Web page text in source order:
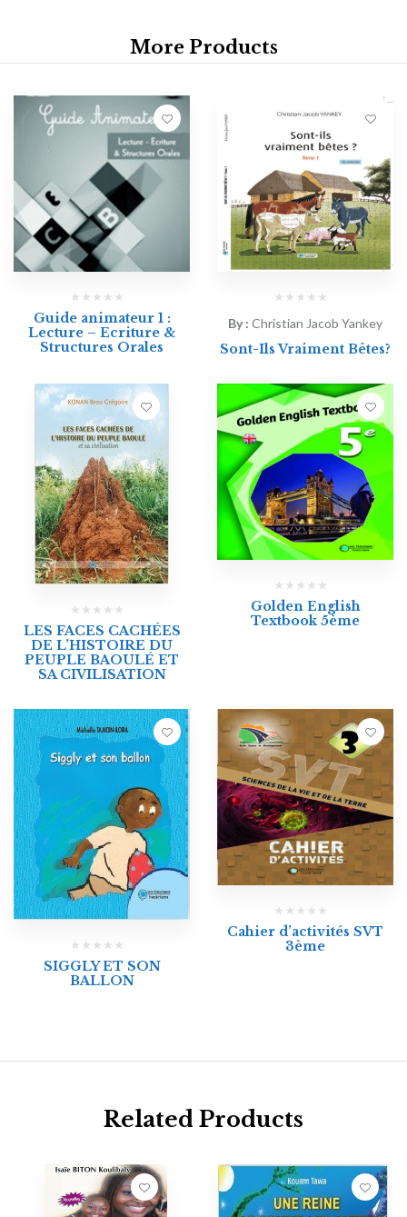
More Products
Guide animateur 1 :
Lecture – Ecriture &
Structures Orales
By : Christian Jacob Yankey
Sont-Ils Vraiment Bêtes?
LES FACES CACHÉES
DE L’HISTOIRE DU
PEUPLE BAOULÉ ET
SA CIVILISATION
Golden English
Textbook 5ème
SIGGLY ET SON
BALLON
Cahier d’activités SVT
3ème
Related Products